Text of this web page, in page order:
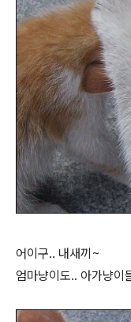
어이구.. 내새끼~
엄마냥이도.. 아가냥이